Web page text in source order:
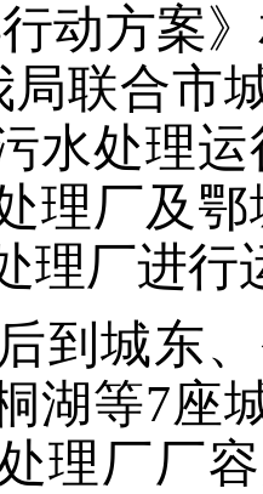
动方案
局联合市
水处理
理厂及
理厂进行
到城东
湖等7座
理厂厂